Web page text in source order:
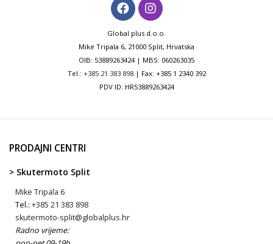
Global plus d.o.o.
Mike Tripala 6, 21000 Split, Hrvatska
OIB: 53889263424 | MBS: 060263035
Tel.: +385 21 383 898| Fax: +385 1 2340 392
PDV ID: HR53889263424
PRODAJNI CENTRI
> Skutermoto Split
Mike Tripala 6
Tel.: +385 21 383 898
skutermoto-split@globalplus.hr
Radno vrijeme: